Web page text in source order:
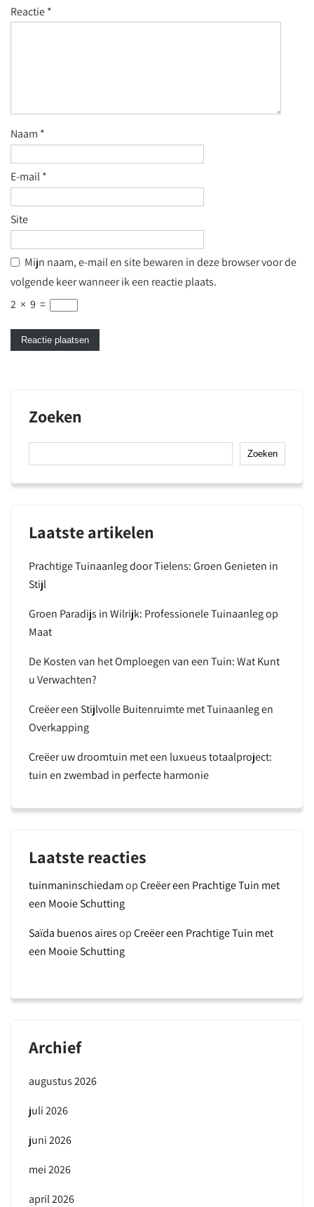
Reactie*
Naam *
E-mail*
Site
Mijn naam, e-mail en site bewaren in deze browser voor de
volgende keer wanneer ik een reactie plaats.
2 × 9 =
Zoeken
Zoeken
Laatste artikelen
Prachtige Tuinaanleg door Tielens: Groen Genieten in
Stijl
Groen Paradijs in Wilrijk: Professionele Tuinaanleg op
Maat
De Kosten van het Omploegen van een Tuin: Wat Kunt
u Verwachten?
Creëer een Stijlvolle Buitenruimte met Tuinaanleg en
Overkapping
Creëer uw droomtuin met een luxueus totaalproject:
tuin en zwembad in perfecte harmonie
Laatste reacties
tuinmaninschiedamopCreëer een Prachtige Tuin met
een Mooie Schutting
Saïda buenos airesopCreëer een Prachtige Tuin met
een Mooie Schutting
Archief
augustus 2026
juli 2026
juni 2026
mei 2026
april 2026